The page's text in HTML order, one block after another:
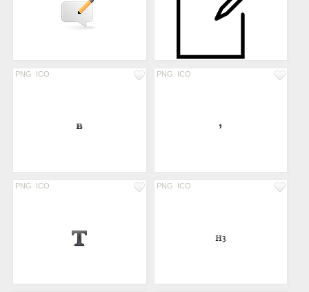
PNG ICO PNG ICO
PNG ICO PNG ICO